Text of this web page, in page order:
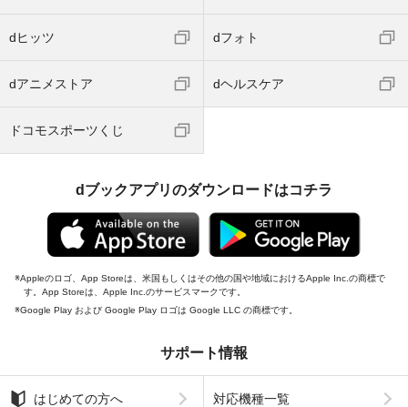
dヒッツ dフォト
dアニメストア dヘルスケア
ドコモスポーツくじ
dブックアプリのダウンロードはコチラ
Appleのロゴ、App Storeは、米国もしくはその他の国や地域におけるApple Inc.の商標で
す。App Storeは、Apple Inc.のサービスマークです。
Google Play および Google Play ロゴは Google LLC の商標です。
サポート情報
はじめての方へ 対応機種一覧